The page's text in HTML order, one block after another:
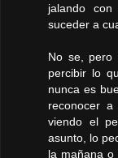
jalando
suceder a
No se, pero
percibir lo
nunca es
reconocer
viendo el
asunto, lo
la mañana